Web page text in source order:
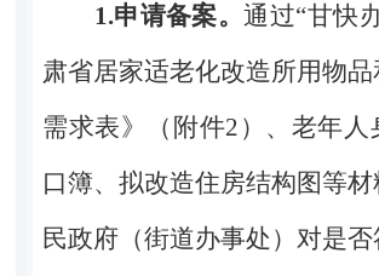
1.申请备案。通过“甘快
肃省居家适老化改造所用物
需求表》（附件2 ）、老年人
口簿、拟改造住房结构图等材
民政府（街道办事处）对是